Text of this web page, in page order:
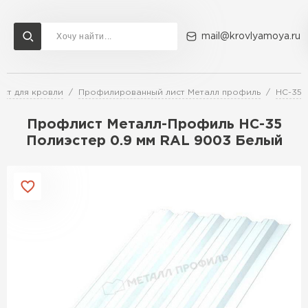
mail@krovlyamoya.ru
для кровли Профилированный лист Металл профиль НС-35
Профлист Металл-Профиль НС-35
Полиэстер 0.9 мм RAL 9003 Белый
Сервисы расчета
Расчет штакетника для забора
Расчет водостока
Расчет фальцевой кровли
Расчет кровли из металлочерепицы
Доставка Контакты